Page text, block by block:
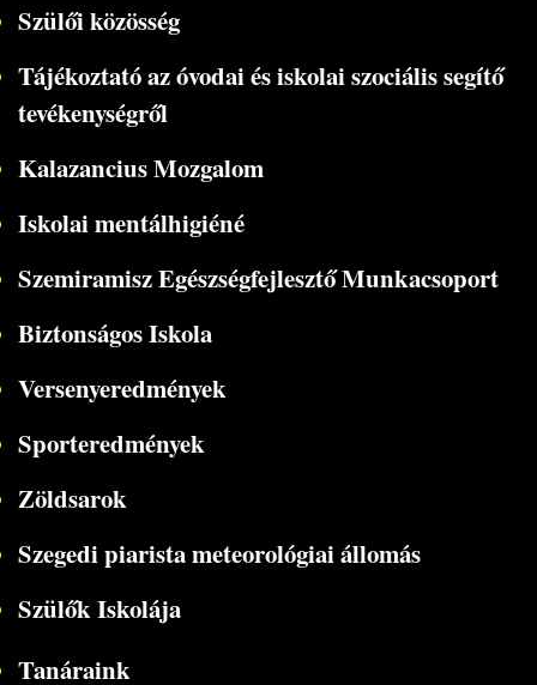
Szülői közösség
Tájékoztató az óvodai és iskolai szociális segítő
tevékenységről
Kalazancius Mozgalom
Iskolai mentálhigiéné
Szemiramisz Egészségfejlesztő Munkacsoport
Biztonságos Iskola
Versenyeredmények
Sporteredmények
Zöldsarok
Szegedi piarista meteorológiai állomás
Szülők Iskolája
Tanáraink